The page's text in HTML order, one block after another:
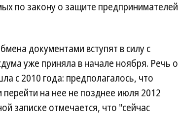
по закону о защите предпринимателей
документами вступят в силу с
уже приняла в начале ноября. Речь о
с 2010 года: предполагалось, что
на нее не позднее июля 2012
записке отмечается, что "сейчас